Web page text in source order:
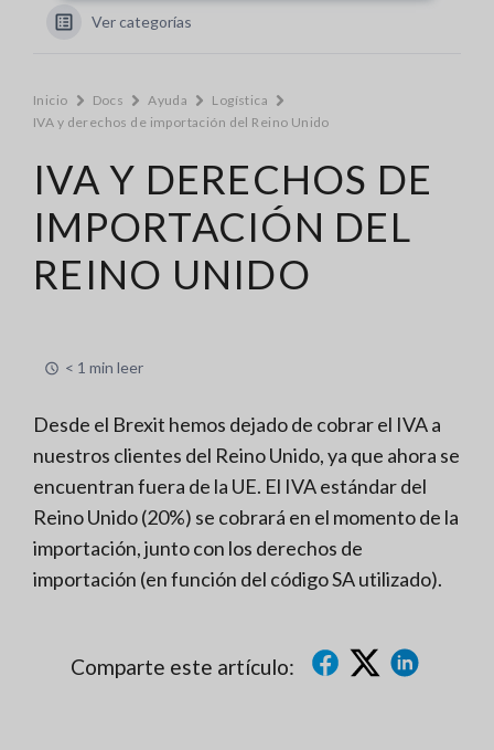
Ver categorías
Inicio Docs Ayuda
Logística
IVA y derechos de importación del Reino Unido
IVA Y DERECHOS DE
IMPORTACIÓN DEL
REINO UNIDO
< 1 min leer
Desde el Brexit hemos dejado de cobrar el IVA a
nuestros clientes del Reino Unido, ya que ahora se
encuentran fuera de la UE. El IVA estándar del
Reino Unido (20%) se cobrará en el momento de la
importación, junto con los derechos de
importación (en función del código SA utilizado).
Comparte este artículo: